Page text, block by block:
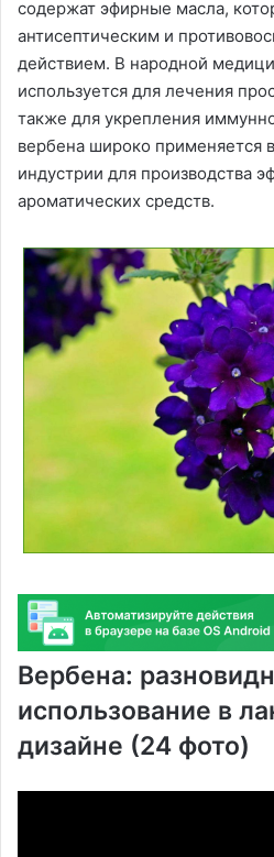
содержат эфирные масла,
антисептическим и
действием. В народной
используется для лечения
также для укрепления
вербена широко применяется
индустрии для производства
ароматических средств.
Вербена:
использование в
дизайне (24 фото)